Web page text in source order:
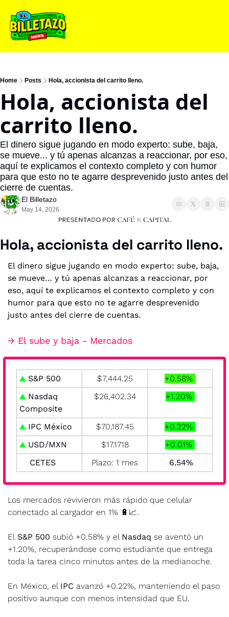
Home Posts Hola, accionista del carrito lleno.
Hola, accionista del
carrito lleno.
El dinero sigue jugando en modo experto: sube, baja,
se mueve... y tú apenas alcanzas a reaccionar, por eso,
aquí te explicamos el contexto completo y con humor
para que esto no te agarre desprevenido justo antes del
cierre de cuentas.
El Billetazo
May 14, 2026
Hola, accionista del carrito lleno.
El dinero sigue jugando en modo experto: sube, baja,
se mueve… y tú apenas alcanzas a reaccionar, por
eso, aquí te explicamos el contexto completo y con
humor para que esto no te agarre desprevenido
justo antes del cierre de cuentas.
→ El sube y baja - Mercados
▲ S&P 500 $7,444.25
+0.58%
▲ Nasdaq
Composite
$26,402.34 +1.20%
▲ IPC México $70,187.45
+0.22%
▲ USD/MXN $17.1718
+0.01%
CETES
Plazo: 1 mes
  6.54%
Los mercados revivieron más rápido que celular
conectado al cargador en 1% 🔋 📈.
El S&P 500 subió +0.58% y el Nasdaq se aventó un
+1.20%, recuperándose como estudiante que entrega
toda la tarea cinco minutos antes de la medianoche.
En México, el IPC avanzó +0.22%, manteniendo el paso
positivo aunque con menos intensidad que EU.